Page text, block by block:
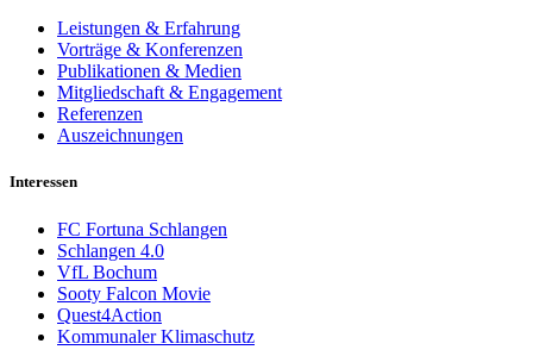
Leistungen & Erfahrung
Vorträge & Konferenzen
Publikationen & Medien
Mitgliedschaft & Engagement
Referenzen
Auszeichnungen
Interessen
FC Fortuna Schlangen
Schlangen 4.0
VfL Bochum
Sooty Falcon Movie
Quest4Action
Kommunaler Klimaschutz